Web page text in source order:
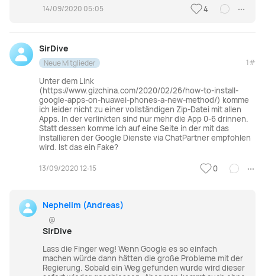
14/09/2020 05:05 4
SirDive
Neue Mitglieder 1#
Unter dem Link
(https://www.gizchina.com/2020/02/26/how-to-install-
google-apps-on-huawei-phones-a-new-method/) komme
ich leider nicht zu einer vollständigen Zip-Datei mit allen
Apps. In der verlinkten sind nur mehr die App 0-6 drinnen.
Statt dessen komme ich auf eine Seite in der mit das
Installieren der Google Dienste via ChatPartner empfohlen
wird. Ist das ein Fake?
13/09/2020 12:15 0
Nephelim (Andreas)
@
SirDive
Lass die Finger weg! Wenn Google es so einfach
machen würde dann hätten die große Probleme mit der
Regierung. Sobald ein Weg gefunden wurde wird dieser